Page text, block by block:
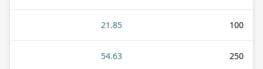
100
21.85
250
54.63